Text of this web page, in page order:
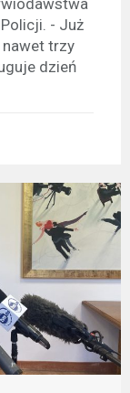
- Już
trzy
dzień